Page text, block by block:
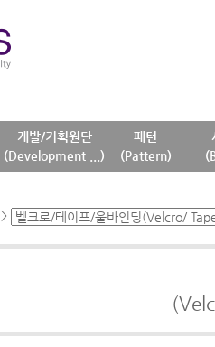
개발/기획원단
(Development ...)
패턴
(Pattern)
>